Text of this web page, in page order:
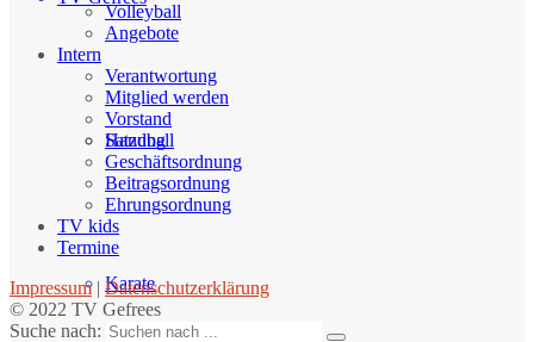
Handball
Karate
Volleyball
Angebote
Intern
Verantwortung
Mitglied werden
Vorstand
Satzung
Geschäftsordnung
Beitragsordnung
Ehrungsordnung
TV kids
Termine
Impressum| Datenschutzerklärung
© 2022 TV Gefrees
Suche nach: